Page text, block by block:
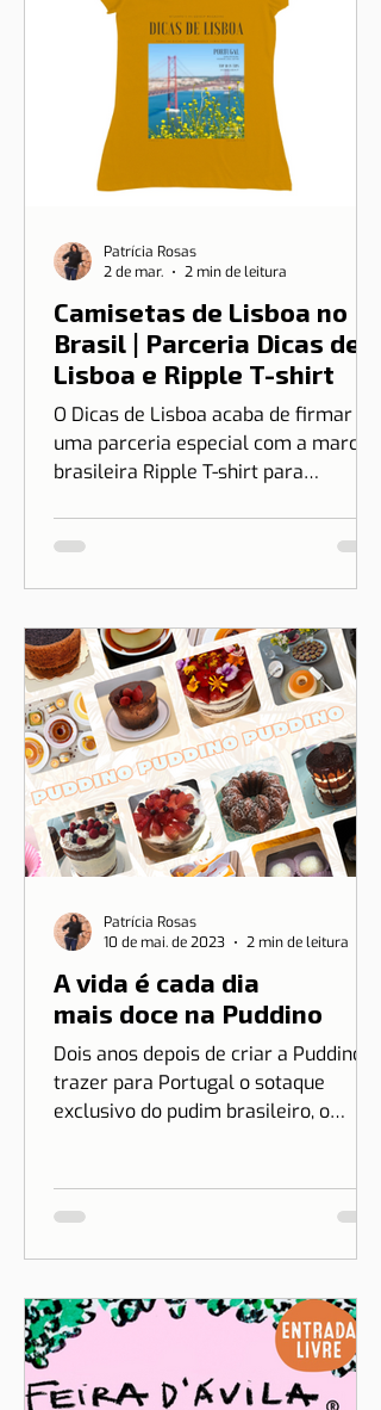
Camisetas de Lisboa no
Brasil | Parceria Dicas de
Lisboa e Ripple T-shirt
O Dicas de Lisboa acaba de firmar
uma parceria especial com a marca
brasileira Ripple T-shirt para
Patrícia Rosas
2 de mar.
2 min de leitura
A vida é cada dia
mais doce na Puddino
Dois anos depois de criar a Puddino e
trazer para Portugal o sotaque
exclusivo do pudim brasileiro, o
Patrícia Rosas
10 de mai. de 2023
2 min de leitura